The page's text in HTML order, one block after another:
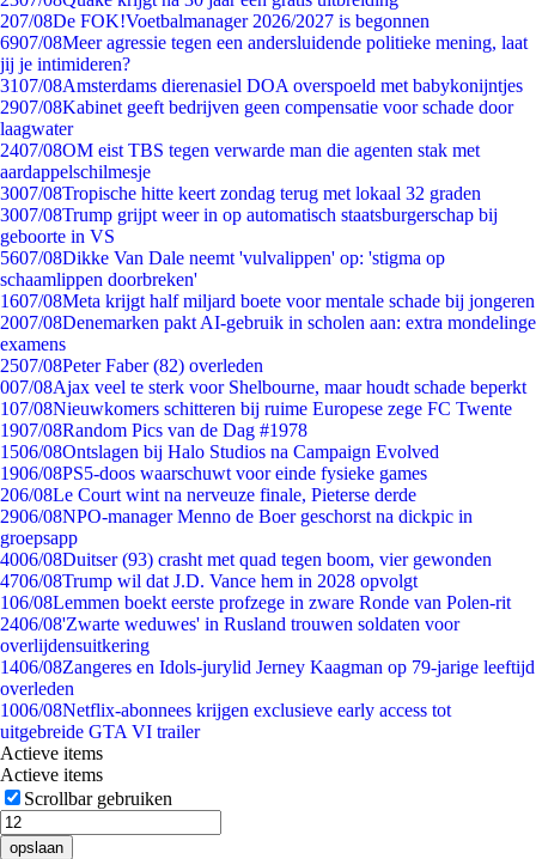
207/08De FOK!Voetbalmanager 2026/2027 is begonnen
6907/08Meer agressie tegen een andersluidende politieke mening, laat
jij je intimideren?
3107/08Amsterdams dierenasiel DOA overspoeld met babykonijntjes
2907/08Kabinet geeft bedrijven geen compensatie voor schade door
laagwater
2407/08OM eist TBS tegen verwarde man die agenten stak met
aardappelschilmesje
3007/08Tropische hitte keert zondag terug met lokaal 32 graden
3007/08Trump grijpt weer in op automatisch staatsburgerschap bij
geboorte in VS
5607/08Dikke Van Dale neemt 'vulvalippen' op: 'stigma op
schaamlippen doorbreken'
1607/08Meta krijgt half miljard boete voor mentale schade bij jongeren
2007/08Denemarken pakt AI-gebruik in scholen aan: extra mondelinge
examens
2507/08Peter Faber (82) overleden
007/08Ajax veel te sterk voor Shelbourne, maar houdt schade beperkt
107/08Nieuwkomers schitteren bij ruime Europese zege FC Twente
1907/08Random Pics van de Dag #1978
1506/08Ontslagen bij Halo Studios na Campaign Evolved
1906/08PS5-doos waarschuwt voor einde fysieke games
206/08Le Court wint na nerveuze finale, Pieterse derde
2906/08NPO-manager Menno de Boer geschorst na dickpic in
groepsapp
4006/08Duitser (93) crasht met quad tegen boom, vier gewonden
4706/08Trump wil dat J.D. Vance hem in 2028 opvolgt
106/08Lemmen boekt eerste profzege in zware Ronde van Polen-rit
2406/08'Zwarte weduwes' in Rusland trouwen soldaten voor
overlijdensuitkering
1406/08Zangeres en Idols-jurylid Jerney Kaagman op 79-jarige leeftijd
overleden
1006/08Netflix-abonnees krijgen exclusieve early access tot
uitgebreide GTA VI trailer
Actieve items
Actieve items
Scrollbar gebruiken
opslaan